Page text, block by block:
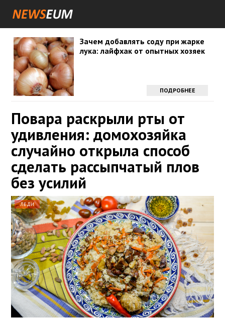
Зачем добавлять соду при жарке
лука: лайфхак от опытных хозяек
ПОДРОБНЕЕ
Повара раскрыли рты от
удивления: домохозяйка
случайно открыла способ
сделать рассыпчатый плов
без усилий
ЛЕДИ